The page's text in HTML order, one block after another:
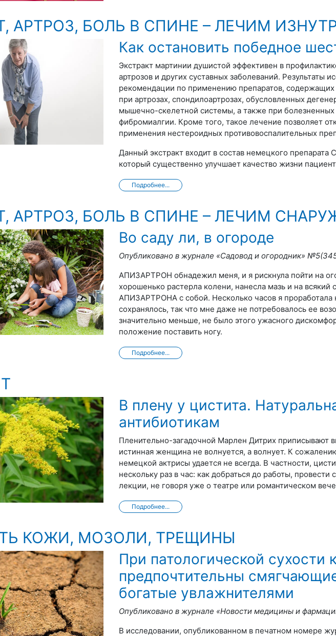
АРТРОЗ, БОЛЬ В СПИНЕ – ЛЕЧИМ
Как остановить победное
Экстракт мартинии душистой эффективен в
артрозов и других суставных заболеваний. Результаты
рекомендации по применению препаратов, содержащих
при артрозах, спондилоартрозах, обусловленных
мышечно-скелетной системы, а также при болезненных
фибромиалгии. Кроме того, такое лечение позволяет
применения нестероидных противовоспалительных
Данный экстракт входит в состав немецкого препарата
который существенно улучшает качество жизни
Подробнее...
АРТРОЗ, БОЛЬ В СПИНЕ – ЛЕЧИМ
Во саду ли, в огороде
Опубликовано в журнале «Садовод и огородник»
АПИЗАРТРОН обнадежил меня, и я рискнула пойти на
хорошенько растерла колени, нанесла мазь и на всякий
АПИЗАРТРОНА с собой. Несколько часов я проработала
сохранялось, так что мне даже не потребовалось ее
значительно меньше, не было этого ужасного
положение поставить ногу.
Подробнее...
В плену у цистита.
антибиотикам
Пленительно-загадочной Марлен Дитрих приписывают
истинная женщина не волнуется, а волнует. К
немецкой актрисы удается не всегда. В частности,
нескольку раз в час: как добраться до работы,
лекции, не говоря уже о театре или романтическом
Подробнее...
КОЖИ, МОЗОЛИ, ТРЕЩИНЫ
При патологической сухости
предпочтительны
богатые увлажнителями
Опубликовано в журнале «Новости медицины и
В исследовании, опубликованном в печатном номере